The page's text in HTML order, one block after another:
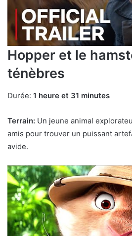
Hopper et le
ténèbres
Durée: 1 heure et 31 minutes
Terrain: Un jeune animal
amis pour trouver un puissant
avide.